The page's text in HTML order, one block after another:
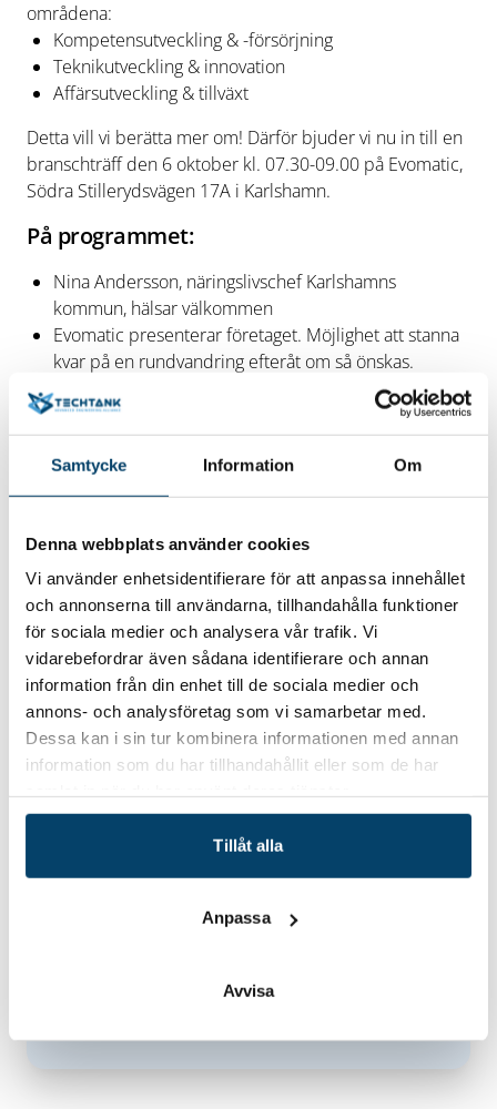
Samtycke Information Om
Denna webbplats använder cookies
Vi använder enhetsidentifierare för att anpassa innehållet
och annonserna till användarna, tillhandahålla funktioner
för sociala medier och analysera vår trafik. Vi
vidarebefordrar även sådana identifierare och annan
information från din enhet till de sociala medier och
annons- och analysföretag som vi samarbetar med.
Dessa kan i sin tur kombinera informationen med annan
information som du har tillhandahållit eller som de har
Tillåt alla
Anpassa
Avvisa
områdena:
Kompetensutveckling & -försörjning
Teknikutveckling & innovation
Affärsutveckling & tillväxt
Detta vill vi berätta mer om! Därför bjuder vi nu in till en
branschträff den 6 oktober kl. 07.30-09.00 på Evomatic,
Södra Stillerydsvägen 17A i Karlshamn.
På programmet:
Nina Andersson, näringslivschef Karlshamns
kommun, hälsar välkommen
Evomatic presenterar företaget. Möjlighet att stanna
kvar på en rundvandring efteråt om så önskas.
Techtank presenterar sin verksamhet & olika
erbjudanden
Fika & mingel
Anmälan
Anmäl dig senast den 4 oktober via e-post till:
naringsliv@karlshamn.seLADDA NER INBJUDAN SOM
PDF
Techtank är ett industrikluster och en regional
utvecklingsaktör i Blekinge med uppdrag att stärka
industrins konkurrenskraft.Techtanks huvudmän och
ägare är Region Blekinge tillsammans med Blekinges fem
kommuner – Karlshamn, Karlskrona, Olofström, Ronneby
och Sölvesborg.
Datum/tid
Evomatic, Karlshamn